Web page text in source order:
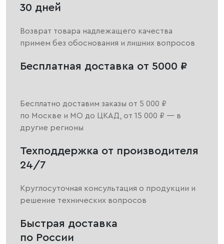
30 дней
Возврат товара надлежащего качества
примем без обоснования и лишних вопросов
Бесплатная доставка от 5000 ₽
Бесплатно доставим заказы от 5 000 ₽
по Москве и МО до ЦКАД, от 15 000 ₽ — в
другие регионы
Техподдержка от производителя
24/7
Круглосуточная консультация о продукции и
решение технических вопросов
Быстрая доставка
по России